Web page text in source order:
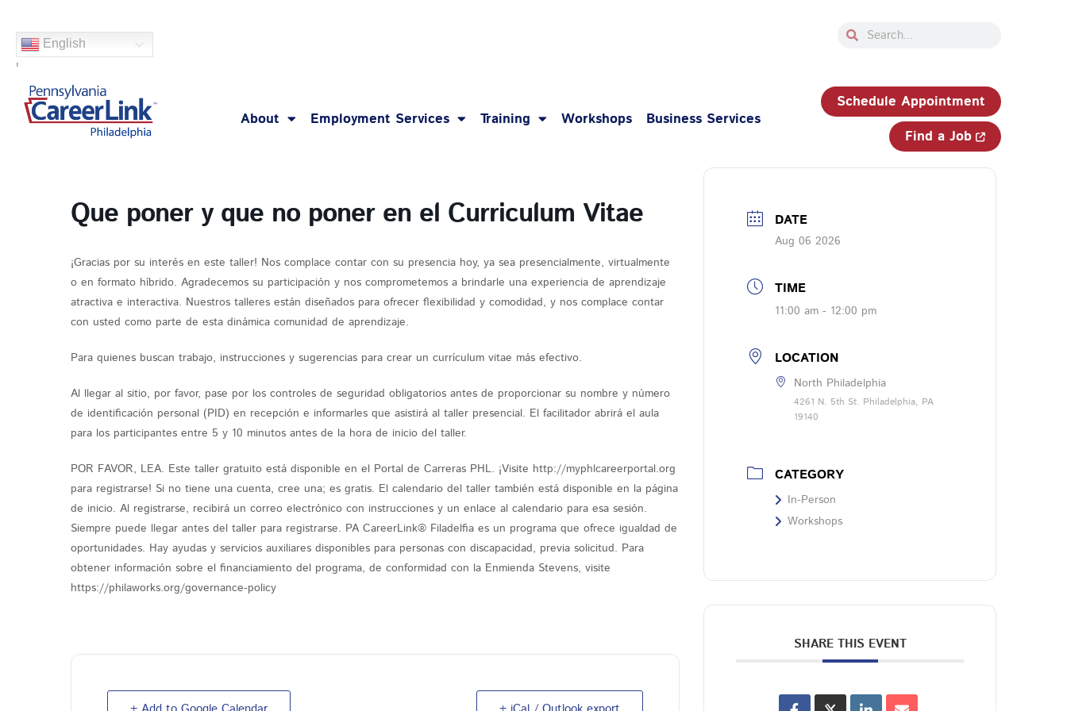
content
English
'
SearchSearch
About Employment Services Training Workshops Business Services
Schedule Appointment
Find a Job
Que poner y que no poner en el Curriculum Vitae
¡Gracias por su interés en este taller! Nos complace contar con su presencia hoy, ya sea presencialmente, virtualmente
o en formato híbrido. Agradecemos su participación y nos comprometemos a brindarle una experiencia de aprendizaje
atractiva e interactiva. Nuestros talleres están diseñados para ofrecer flexibilidad y comodidad, y nos complace contar
con usted como parte de esta dinámica comunidad de aprendizaje.
Para quienes buscan trabajo, instrucciones y sugerencias para crear un currículum vitae más efectivo.
Al llegar al sitio, por favor, pase por los controles de seguridad obligatorios antes de proporcionar su nombre y número
de identificación personal (PID) en recepción e informarles que asistirá al taller presencial. El facilitador abrirá el aula
para los participantes entre 5 y 10 minutos antes de la hora de inicio del taller.
POR FAVOR, LEA. Este taller gratuito está disponible en el Portal de Carreras PHL. ¡Visite http://myphlcareerportal.org
para registrarse! Si no tiene una cuenta, cree una; es gratis. El calendario del taller también está disponible en la página
de inicio. Al registrarse, recibirá un correo electrónico con instrucciones y un enlace al calendario para esa sesión.
Siempre puede llegar antes del taller para registrarse. PA CareerLink® Filadelfia es un programa que ofrece igualdad de
oportunidades. Hay ayudas y servicios auxiliares disponibles para personas con discapacidad, previa solicitud. Para
obtener información sobre el financiamiento del programa, de conformidad con la Enmienda Stevens, visite
https://philaworks.org/governance-policy
DATE
Aug 06 2026
TIME
11:00 am - 12:00 pm
LOCATION
North Philadelphia
4261 N. 5th St. Philadelphia, PA
19140
CATEGORY
In-Person
Workshops
SHARE THIS EVENT